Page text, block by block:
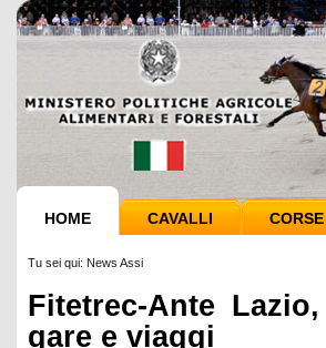
HOME CAVALLI CORSE
Tu sei qui: News Assi
Fitetrec-Ante
gare e viaggi